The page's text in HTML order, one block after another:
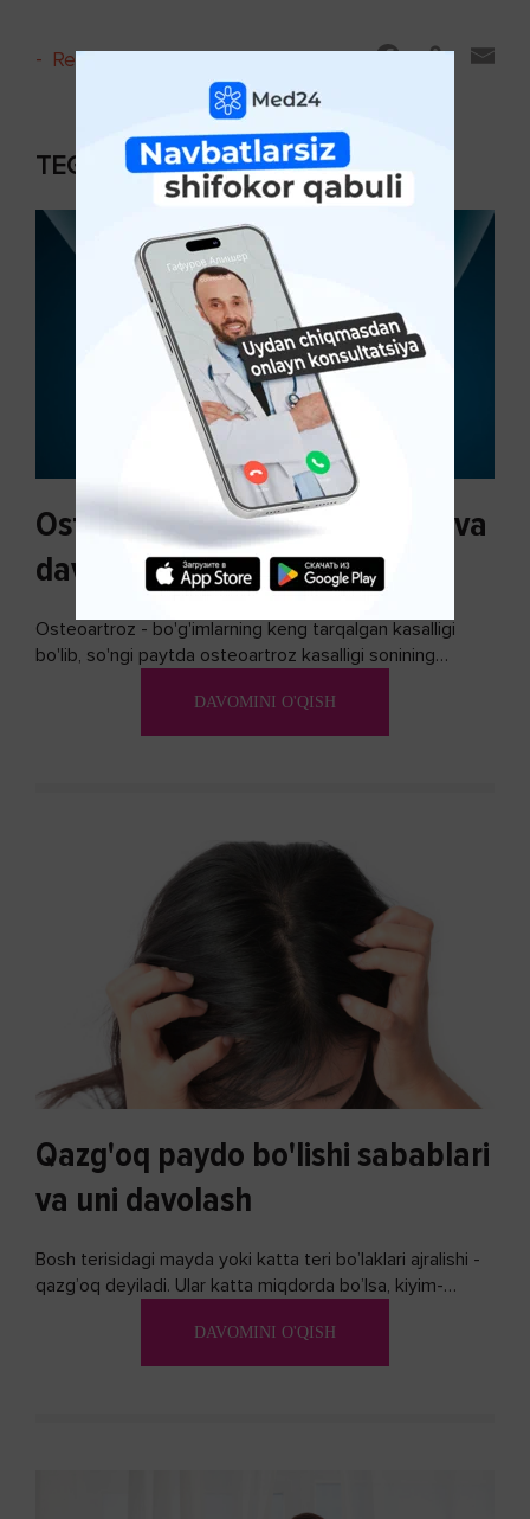
- Reyting va sharhlar
TEGISHLI MAQOLALAR
Osteoartroz sabablari, tasnifi va
davolash usullari
Osteoartroz - bo'g'imlarning keng tarqalgan kasalligi
bo'lib, so'ngi paytda osteoartroz kasalligi sonining
DAVOMINI O'QISH
Qazg'oq paydo bo'lishi sabablari
va uni davolash
Bosh terisidagi mayda yoki katta teri bo’laklari ajralishi -
qazg’oq deyiladi. Ular katta miqdorda bo’lsa, kiyim-
DAVOMINI O'QISH